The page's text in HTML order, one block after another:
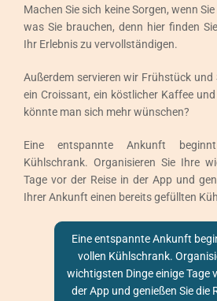
Aktivitäten & Services
Miramar Guide
Deutsch
Machen Sie sich keine Sorgen, wenn
was Sie brauchen, denn hier finden
Ihr Erlebnis zu vervollständigen.
Außerdem servieren wir Frühstück und
ein Croissant, ein köstlicher Kaffee
könnte man sich mehr wünschen?
Eine entspannte Ankunft
Kühlschrank. Organisieren Sie Ihre
Tage vor der Reise in der App und
Ihrer Ankunft einen bereits gefüllten
Eine entspannte Ankunft
vollen Kühlschrank.
wichtigsten Dinge einige Tage
der App und genießen Sie die